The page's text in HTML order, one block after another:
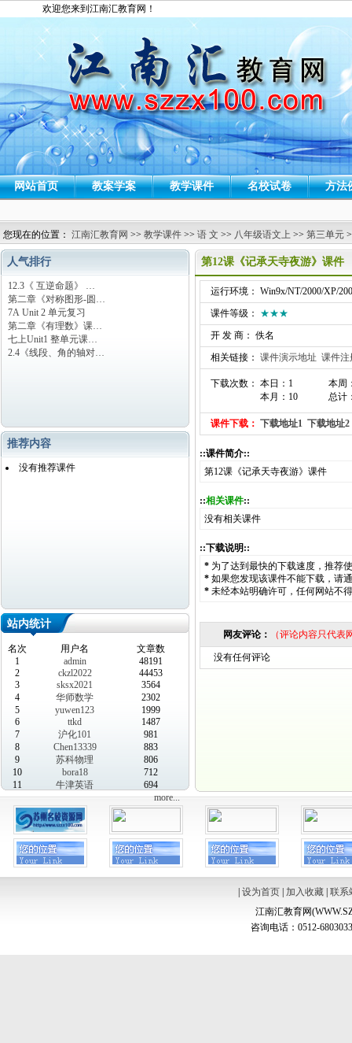
欢迎您来到江南汇教育网！
网站首页 教案学案 教学课件 名校试卷 方法
您现在的位置： 江南汇教育网 >> 教学课件 >> 语 文 >> 八年级语文上 >> 第三单元
人气排行
12.3《 互逆命题》 …
第二章《对称图形-圆…
7A Unit 2 单元复习
第二章《有理数》课…
七上Unit1 整单元课…
2.4《线段、角的轴对…
推荐内容
没有推荐课件
站内统计
名次 用户名
文章数
1
admin
48191
2
ckzl2022
44453
3
sksx2021
3564
4
华师数学
2302
5
yuwen123
1999
6
ttkd
1487
7
沪化101
981
8
Chen13339
883
9
苏科物理
806
10
bora18
712
11
牛津英语
694
more...
第12课《记承天寺夜游》课件
运行环境： Win9x/NT/2000/XP/
课件等级： ★★★
开 发 商： 佚名
相关链接： 课件演示地址 课件注
下载次数： 本日：1
本月：10
本周
总计
课件下载： 下载地址1 下载地址2
::课件简介::
第12课《记承天寺夜游》课件
::相关课件::
没有相关课件
::下载说明::
* 为了达到最快的下载速度，推荐
* 如果您发现该课件不能下载，请
* 未经本站明确许可，任何网站不
网友评论： （评论内容只代
没有任何评论
设为首页| 加入收藏| 联系
江南汇教育网
咨询电话：0512-